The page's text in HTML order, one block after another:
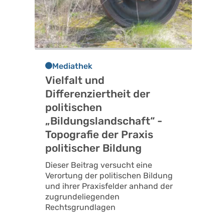
Mediathek
Vielfalt und
Differenziertheit der
politischen
„Bildungslandschaft“ -
Topografie der Praxis
politischer Bildung
Dieser Beitrag versucht eine
Verortung der politischen Bildung
und ihrer Praxisfelder anhand der
zugrundeliegenden
Rechtsgrundlagen